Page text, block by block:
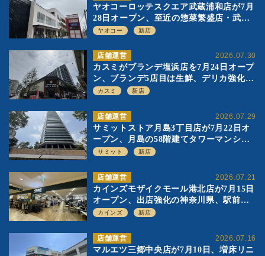
ヤオコーロッテスクエア武蔵浦和店が7月
28日オープン、至近の惣菜繁盛店・武蔵
浦和店とは生鮮強化、ですみ分け
ヤオコー 新店
2026.07.30
店舗運営
カスミがブランデ塩浜店を7月24日オープ
ン、ブランデ5店目は生鮮、デリカ強化の
一方で通常店の要素も取り入れ
カスミ 新店
2026.07.29
店舗運営
サミットストア月島3丁目店が7月22日オ
ープン、月島の58階建てタワーマンショ
ン1階に生鮮強化の小商圏型店を出店
サミット 新店
2026.07.21
店舗運営
カインズモザイクモール港北店が7月15日
オープン、出店強化の神奈川県、駅前
SC2階の都市型小型店
カインズ 新店
2026.07.16
店舗運営
マルエツ三郷中央店が7月10日、増床リニ